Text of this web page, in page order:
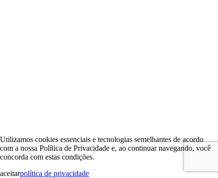
Utilizamos cookies essenciais e tecnologias semelhantes de acordo
com a nossa Política de Privacidade e, ao continuar navegando, você
concorda com estas condições.
aceitarpolítica de privacidade